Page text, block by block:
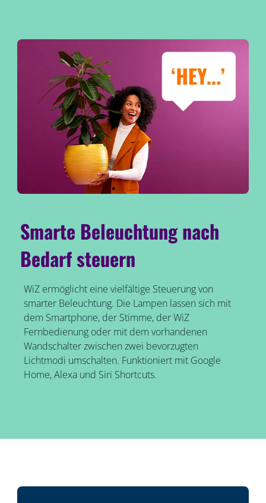
Smarte Beleuchtung nach
Bedarf steuern
WiZ ermöglicht eine vielfältige Steuerung von
smarter Beleuchtung. Die Lampen lassen sich mit
dem Smartphone, der Stimme, der WiZ
Fernbedienung oder mit dem vorhandenen
Wandschalter zwischen zwei bevorzugten
Lichtmodi umschalten. Funktioniert mit Google
Home, Alexa und Siri Shortcuts.